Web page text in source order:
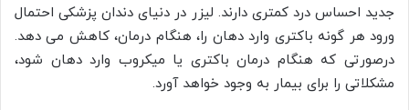
جدید احساس درد کمتری دارند. لیزر در دنیای دندان پزشکی احتمال
ورود هر گونه باکتری وارد دهان را، هنگام درمان، کاهش می دهد.
درصورتی که هنگام درمان باکتری یا میکروب وارد دهان شود،
مشکلاتی را برای بیمار به وجود خواهد آورد.